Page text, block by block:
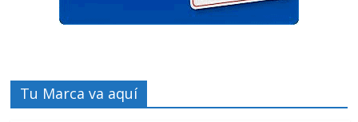
Tu Marca va aquí